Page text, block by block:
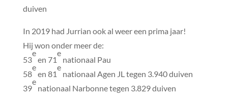
duiven
In 2019 had Jurrian ook al weer een prima jaar!
Hij won onder meer de:
53
e
en 71
e
nationaal Pau
58
e
en 81
e
nationaal Agen JL tegen 3.940 duiven
39
e
nationaal Narbonne tegen 3.829 duiven